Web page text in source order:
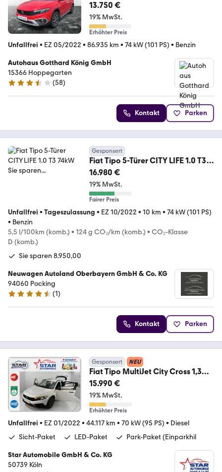
13.750 €
19% MwSt.
Erhöhter Preis
Unfallfrei • EZ 05/2022 • 86.935 km • 74 kW (101 PS) • Benzin
Autohaus Gotthard König GmbH
15366 Hoppegarten
3.5 Sterne
(58)
Kontakt Parken
Gesponsert
Fiat Tipo 5-Türer CITY LIFE 1.0 T3
74kW Sie sparen...
16.980 €
19% MwSt.
Fairer Preis
Unfallfrei • Tageszulassung • EZ 10/2022 • 10 km • 74 kW (101 PS)
• Benzin
5,5 l/100km (komb.) • 124 g CO₂/km (komb.) • CO₂-Klasse
D (komb.)
Sie sparen 8.950,00
Neuwagen Autoland Oberbayern GmbH & Co. KG
94060 Pocking
4.7 Sterne
(1)
Kontakt Parken
Gesponsert NEU
Fiat Tipo MultiJet City Cross 1,3
70kW NAVI KAMERA E6
15.990 €
19% MwSt.
Erhöhter Preis
Unfallfrei • EZ 01/2022 • 44.117 km • 70 kW (95 PS) • Diesel
Sicht-Paket
LED-Paket Park-Paket (Einparkhil
Star Automobile GmbH & Co. KG
50739 Köln